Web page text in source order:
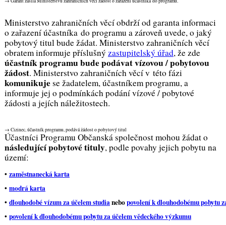
Ministerstvo zahraničních věcí obdrží od garanta informaci
o zařazení účastníka do programu a zároveň uvede, o jaký
pobytový titul bude žádat. Ministerstvo zahraničních věcí
obratem informuje příslušný zastupitelský úřad, že zde
účastník programu bude podávat vízovou / pobytovou
žádost. Ministerstvo zahraničních věcí v této fázi
komunikujese žadatelem, účastníkem programu, a
informuje jej o podmínkách podání vízové / pobytové
žádosti a jejích náležitostech.
→ Cizinec, účastník programu, podává žádost o pobytový titul
Účastníci Programu Občanská společnost mohou žádat o
následující pobytové tituly, podle povahy jejich pobytu na
území:
• zaměstnanecká karta
• modrá karta
• dlouhodobé vízum za účelem studianebopovolení k dlouhodobému pobytu
• povolení k dlouhodobému pobytu za účelem vědeckého výzkumu